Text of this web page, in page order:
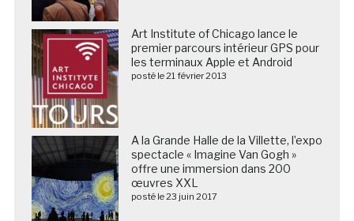
Art Institute of Chicago lance le
premier parcours intérieur GPS pour
les terminaux Apple et Android
posté le 21 février 2013
A la Grande Halle de la Villette, l’expo
spectacle « Imagine Van Gogh »
offre une immersion dans 200
œuvres XXL
posté le 23 juin 2017